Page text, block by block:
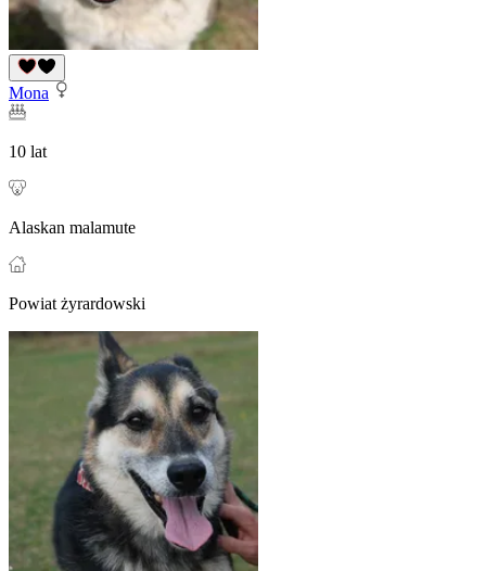
Mona
10 lat
Alaskan malamute
Powiat żyrardowski